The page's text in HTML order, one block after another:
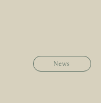
News